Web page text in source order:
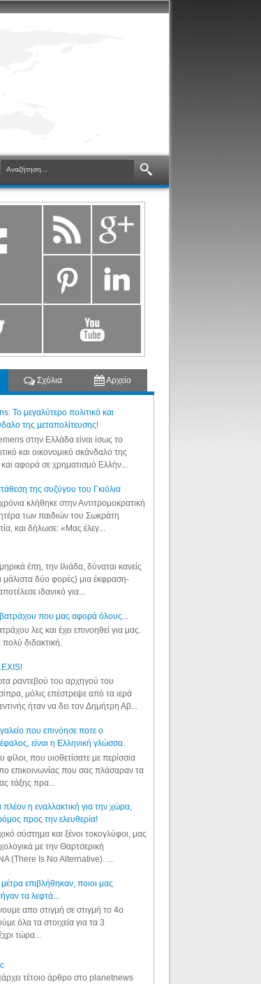
Σχόλια Αρχείο
Το μεγαλύτερο πολιτικό και
της μεταπολίτευσης!
στην Ελλάδα είναι ίσως το
και οικονομικό σκάνδαλο της
αφορά σε χρηματισμό Ελλήν...
της συζύγου του Γκιόλια
κλήθηκε στην Αντιτρομοκρατική
των παιδιών του Σωκράτη
και δήλωσε: «Μας έλεγ...
έπη, την Ιλιάδα, δύναται κανείς
μάλιστα δύο φορές) μια έκφραση-
ιδανικό για...
που μας αφορά όλους...
λες και έχει επινοηθεί για μας.
πολύ διδακτική.
ραντεβού του αρχηγού του
μόλις επέστρεψε από τα ιερά
ήταν να δει τον Δημήτρη Αβ...
που επινόησε ποτε ο
είναι η Ελληνική γλώσσα.
φίλοι, που υιοθετίσατε με περίσσια
επικοινωνίας που σας πλάσαραν τα
τάξης πρα...
η εναλλακτική για την χώρα,
προς την ελευθερία!
σύστημα και ξένοι τοκογλύφοι, μας
με την Θαρτσερική
(There Is No Alternative). ...
επιβλήθηκαν, ποιοι μας
τα λεφτά...
απο στιγμή σε στιγμή το 4ο
όλα τα στοιχεία για τα 3
τώρα...
τέτοιο άρθρο στο planetnews